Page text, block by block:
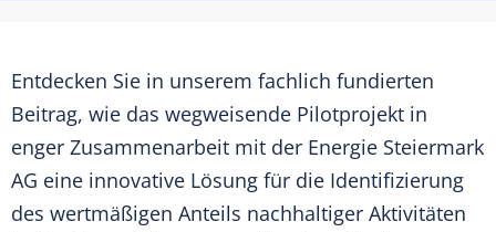
Entdecken Sie in unserem fachlich fundierten
Beitrag, wie das wegweisende Pilotprojekt in
enger Zusammenarbeit mit der Energie Steiermark
AG eine innovative Lösung für die Identifizierung
des wertmäßigen Anteils nachhaltiger Aktivitäten